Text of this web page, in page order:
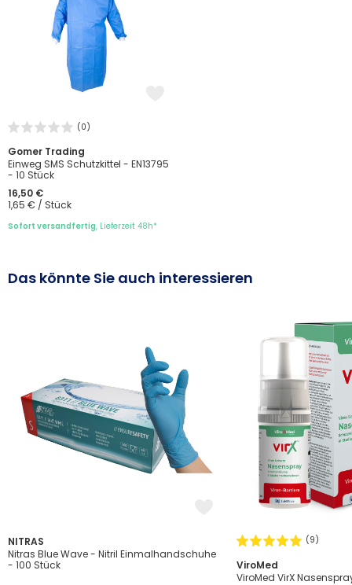
(0)
Gomer Trading
Einweg SMS Schutzkittel - EN13795
- 10 Stück
16,50 €
1,65 € / Stück
Sofort versandfertig, Lieferzeit 48h*
Das könnte Sie auch interessieren
NITRAS
Nitras Blue Wave - Nitril Einmalhandschuhe
- 100 Stück
(9)
ViroMed
ViroMed VirX